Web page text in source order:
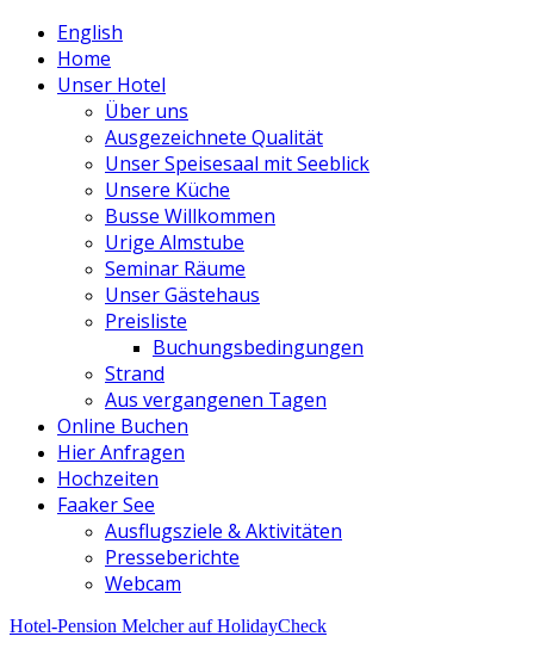
English
Home
Unser Hotel
Über uns
Ausgezeichnete Qualität
Unser Speisesaal mit Seeblick
Unsere Küche
Busse Willkommen
Urige Almstube
Seminar Räume
Unser Gästehaus
Preisliste
Buchungsbedingungen
Strand
Aus vergangenen Tagen
Online Buchen
Hier Anfragen
Hochzeiten
Faaker See
Ausflugsziele & Aktivitäten
Presseberichte
Webcam
Hotel-Pension Melcher auf HolidayCheck